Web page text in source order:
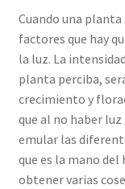
Cuando una
factores que hay
la luz. La
planta perciba,
crecimiento y
que al no haber
emular las
que es la mano
obtener varias